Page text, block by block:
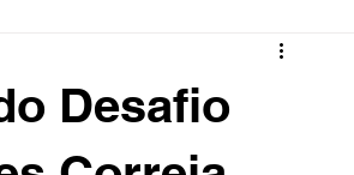
Desafio